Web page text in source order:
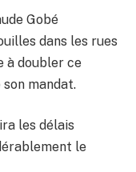
Gobé
dans les rues
à doubler ce
mandat.
les délais
le